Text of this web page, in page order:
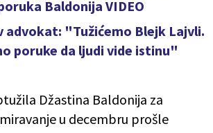
Baldonija VIDEO
advokat: "Tužićemo Blejk Lajvli.
poruke da ljudi vide istinu"
Džastina Baldonija za
u decembru prošle